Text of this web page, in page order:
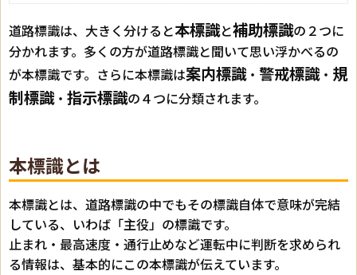
道路標識は、大きく分けると本標識と補助標識の２つに
分かれます。多くの方が道路標識と聞いて思い浮かべるの
が本標識です。さらに本標識は案内標識・ 警戒標識・ 規
制標識・ 指示標識の４つに分類されます。
本標識とは
本標識とは、道路標識の中でもその標識自体で意味が完結
している、いわば「主役」の標識です。
止まれ・最高速度・通行止めなど運転中に判断を求められ
る情報は、基本的にこの本標識が伝えています。